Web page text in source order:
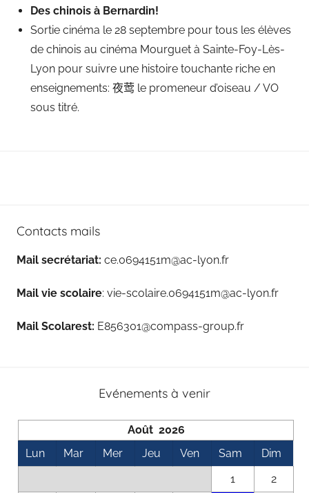
Des chinois à Bernardin!
Sortie cinéma le 28 septembre pour tous les élèves
de chinois au cinéma Mourguet à Sainte-Foy-Lès-
Lyon pour suivre une histoire touchante riche en
enseignements: 夜莺 le promeneur d’oiseau / VO
sous titré.
Contacts mails
Mail secrétariat: ce.0694151m@ac-lyon.fr
Mail vie scolaire: vie-scolaire.0694151m@ac-lyon.fr
Mail Scolarest: E856301@compass-group.fr
Evénements à venir
Août 2026
Lun
Mar Mer Jeu Ven Sam
Dim
1
2